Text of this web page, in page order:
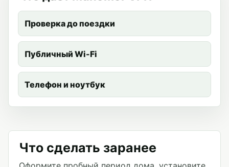
Проверка до поездки
Публичный Wi-Fi
Телефон и ноутбук
Что сделать заранее